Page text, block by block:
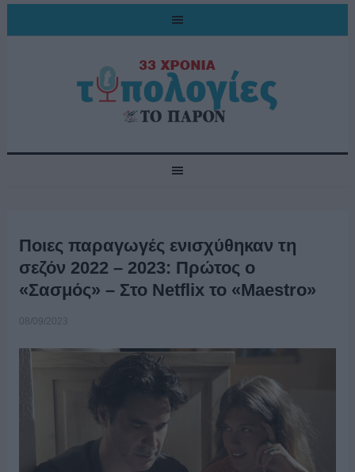
Ποιες παραγωγές ενισχύθηκαν τη
σεζόν 2022 – 2023: Πρώτος ο
«Σασμός» – Στο Netflix το «Maestro»
08/09/2023